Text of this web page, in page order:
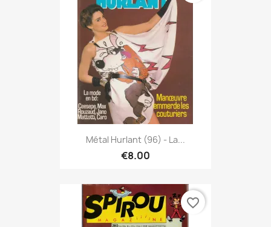
Métal Hurlant (96) - La...
€8.00
favorite_border